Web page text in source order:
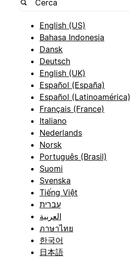
English (US)
Bahasa Indonesia
Dansk
Deutsch
English (UK)
Español (España)
Español (Latinoamérica)
Français (France)
Italiano
Nederlands
Norsk
Português (Brasil)
Suomi
Svenska
Tiếng Việt
עברית
العربية
ภาษาไทย
한국어
日本語